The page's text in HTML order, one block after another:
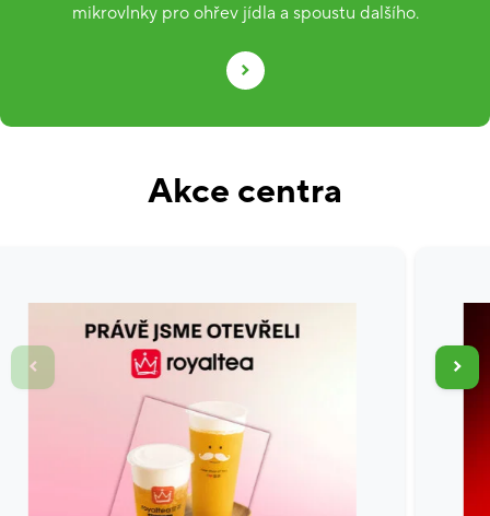
mikrovlnky pro ohřev jídla a spoustu dalšího.
Akce centra